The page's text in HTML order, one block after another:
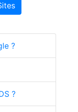
?
?